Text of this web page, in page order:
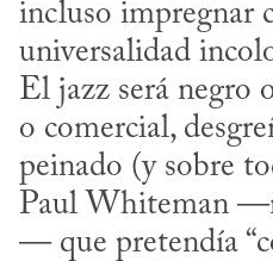
incluso impregnar
universalidad
El jazz será negro
o comercial,
peinado (y sobre
Paul White­man
— que pretendía